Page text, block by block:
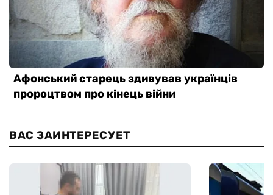
ВАС ЗАИНТЕРЕСУЕТ